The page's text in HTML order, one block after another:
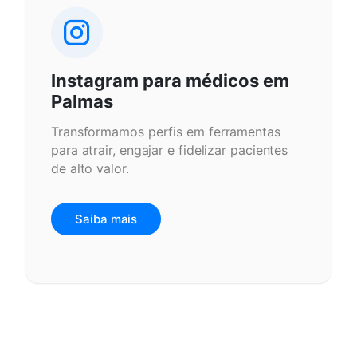
Instagram para médicos em
Palmas
Transformamos perfis em ferramentas
para atrair, engajar e fidelizar pacientes
de alto valor.
Saiba mais